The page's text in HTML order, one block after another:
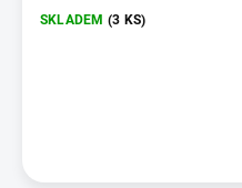
SKLADEM (3 KS)